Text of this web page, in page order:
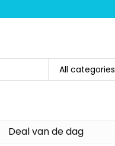
All categories
Deal van de dag